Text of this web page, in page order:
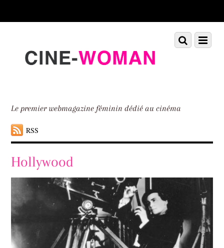
down
Le premier webmagazine féminin dédié au cinéma
RSS
Menu
Scroll
down
Hollywood